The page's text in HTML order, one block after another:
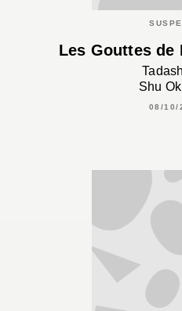
Les Gouttes de
Shu
08/10/